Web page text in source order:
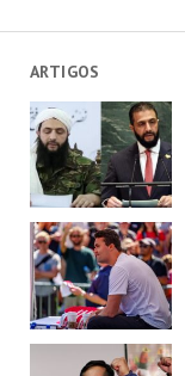
ARTIGOS